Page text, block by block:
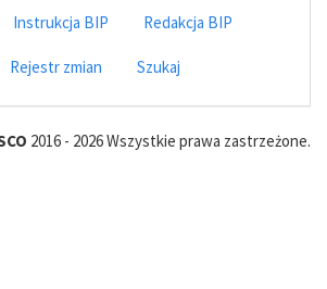
Instrukcja BIP Redakcja BIP
Rejestr zmian Szukaj
2016 - 2026 Wszystkie prawa zastrzeżone.